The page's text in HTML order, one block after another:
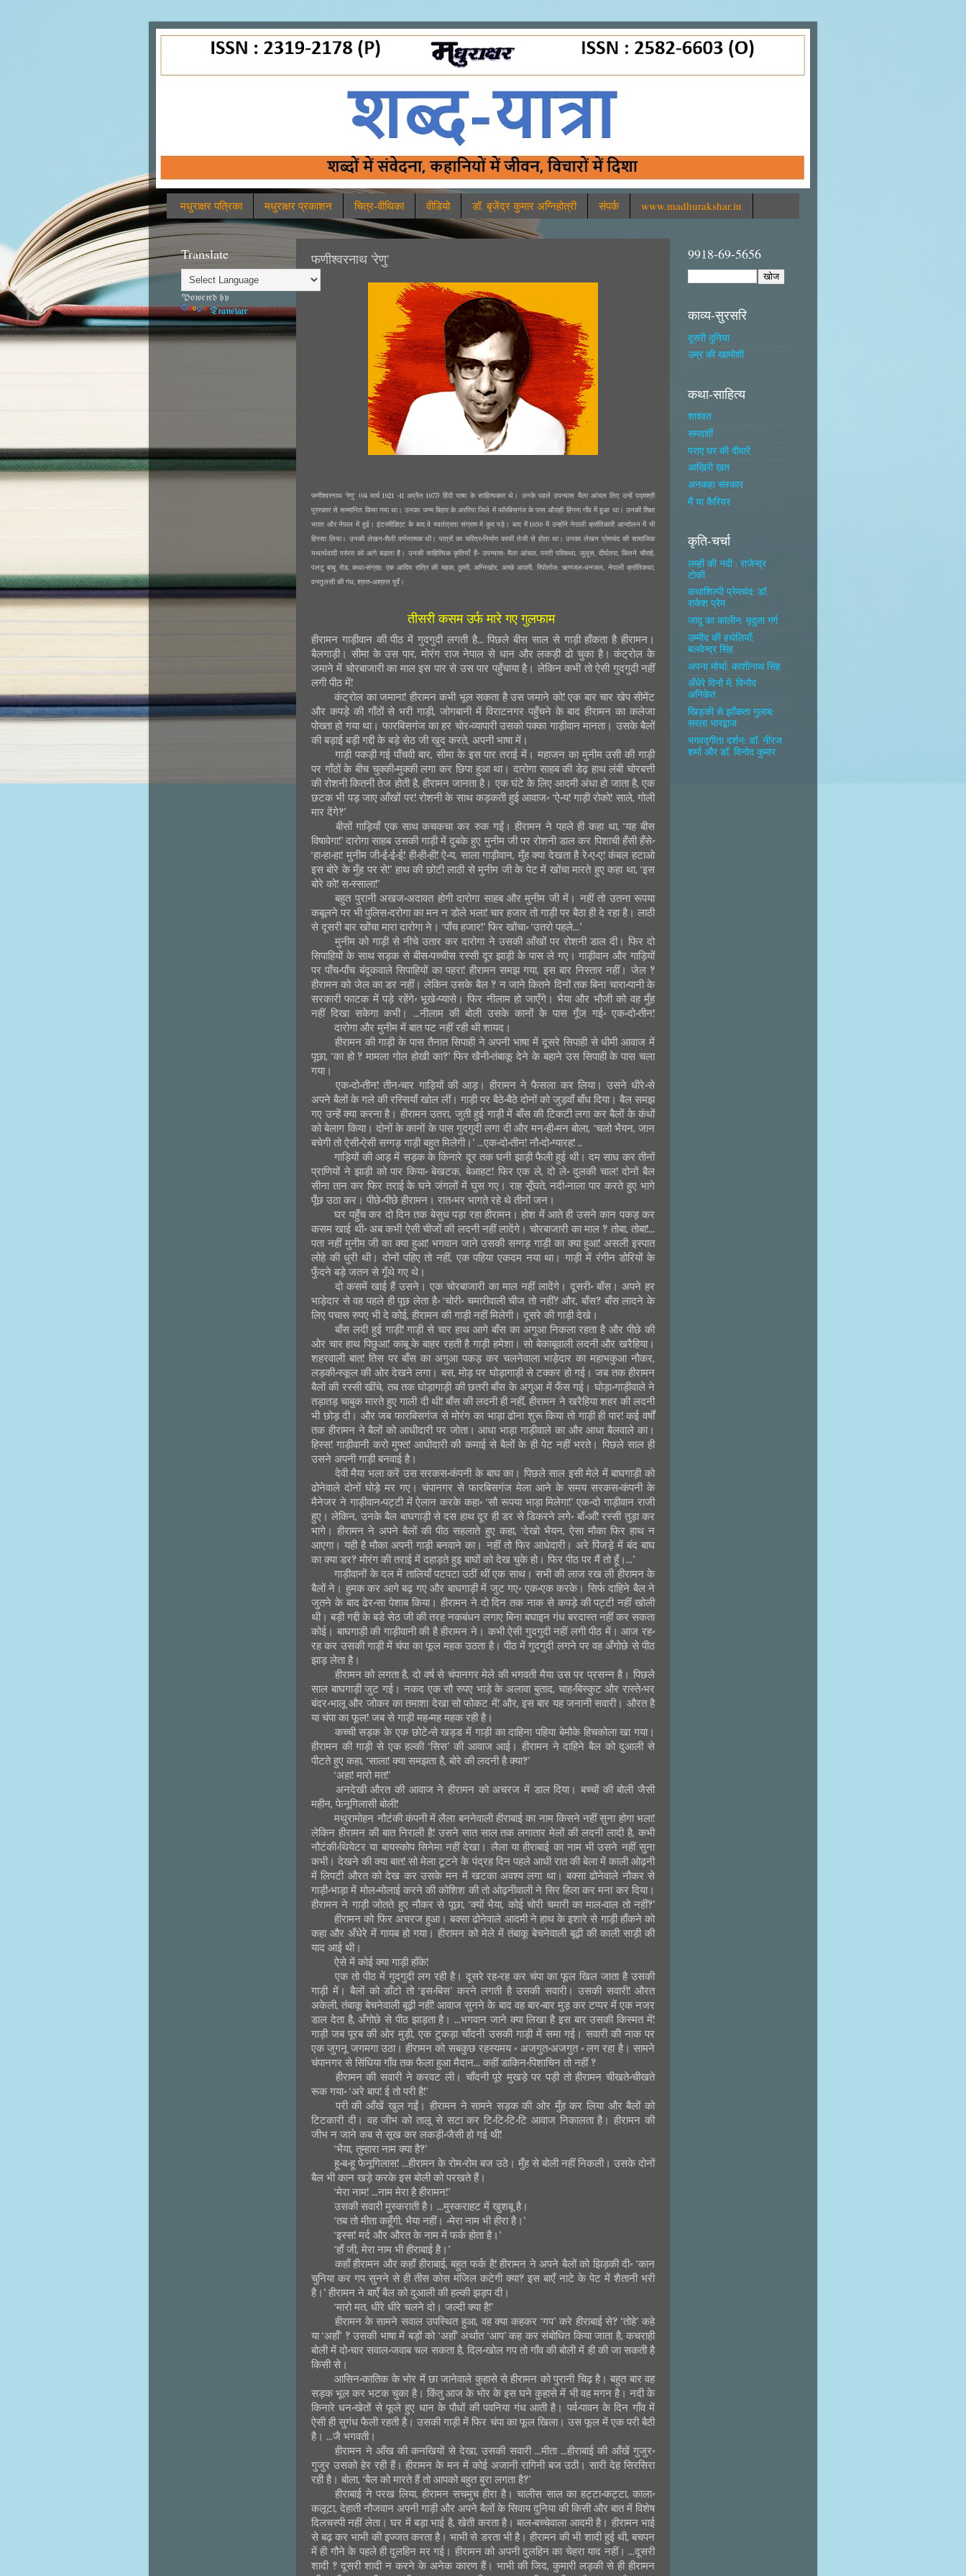
मधुराक्षर पत्रिका मधुराक्षर प्रकाशन चित्र-वीथिका वीडियो डॉ. बृजेंद्र कुमार अग्निहोत्री संपर्क www.madhurakshar.in
फणीश्वरनाथ 'रेणु'
फणीश्वरनाथ ‘रेणु’ (04 मार्च 1921 -11 अप्रैल 1977) हिंदी भाषा के साहित्यकार थे। उनके पहले उपन्यास मैला आंचल लिए उन्हें पद्मश्री
पुरस्कार से सम्मानित किया गया था। उनका जन्म बिहार के अररिया जिले में फॉरबिसगंज के पास औराही हिंगना गाँव में हुआ था। उनकी शिक्षा
भारत और नेपाल में हुई। इंटरमीडिएट के बाद वे स्वतंत्रता संग्राम में कूद पड़े। बाद में 1950 में उन्होंने नेपाली क्रांतिकारी आन्दोलन में भी
हिस्सा लिया। उनकी लेखन-शैली वर्णनात्मक थी। पात्रों का चरित्र-निर्माण काफी तेजी से होता था। उनका लेखन प्रेमचंद की सामाजिक
यथार्थवादी परंपरा को आगे बढाता है। उनकी साहित्यिक कृतियाँ हैं- उपन्यास: मैला आंचल, परती परिकथा, जुलूस, दीर्घतपा, कितने चौराहे,
पलटू बाबू रोड, कथा-संग्रह: एक आदिम रात्रि की महक, ठुमरी, अग्निखोर, अच्छे आदमी, रिपोर्ताज: ऋणजल-धनजल, नेपाली क्रांतिकथा,
वनतुलसी की गंध, श्रुत-अश्रुत पूर्वे।
तीसरी कसम उर्फ मारे गए गुलफाम
हीरामन गाड़ीवान की पीठ में गुदगुदी लगती है... पिछले बीस साल से गाड़ी हाँकता है हीरामन।
बैलगाड़ी। सीमा के उस पार, मोरंग राज नेपाल से धान और लकड़ी ढो चुका है। कंट्रोल के
जमाने में चोरबाजारी का माल इस पार से उस पार पहुँचाया है। लेकिन कभी तो ऐसी गुदगुदी नहीं
लगी पीठ में!
कंट्रोल का जमाना! हीरामन कभी भूल सकता है उस जमाने को! एक बार चार खेप सीमेंट
और कपड़े की गाँठों से भरी गाड़ी, जोगबानी में विराटनगर पहुँचने के बाद हीरामन का कलेजा
पोख्ता हो गया था। फारबिसगंज का हर चोर-व्यापारी उसको पक्का गाड़ीवान मानता। उसके बैलों
की बड़ाई बड़ी गद्दी के बड़े सेठ जी खुद करते, अपनी भाषा में।
गाड़ी पकड़ी गई पाँचवी बार, सीमा के इस पार तराई में। महाजन का मुनीम उसी की गाड़ी
पर गाँठों के बीच चुक्की-मुक्की लगा कर छिपा हुआ था। दारोगा साहब की डेढ़ हाथ लंबी चोरबत्ती
की रोशनी कितनी तेज होती है, हीरामन जानता है। एक घंटे के लिए आदमी अंधा हो जाता है, एक
छटक भी पड़ जाए आँखों पर! रोशनी के साथ कड़कती हुई आवाज- ‘ऐ-य! गाड़ी रोको! साले, गोली
मार देंगे?’
बीसों गाड़ियाँ एक साथ कचकचा कर रुक गईं। हीरामन ने पहले ही कहा था, ‘यह बीस
विषावेगा!’ दारोगा साहब उसकी गाड़ी में दुबके हुए मुनीम जी पर रोशनी डाल कर पिशाची हँसी हँसे-
‘हा-हा-हा! मुनीम जी-ई-ई-ई! ही-ही-ही! ऐ-य, साला गाड़ीवान, मुँह क्या देखता है रे-ए-ए! कंबल हटाओ
इस बोरे के मुँह पर से!’ हाथ की छोटी लाठी से मुनीम जी के पेट में खोंचा मारते हुए कहा था, ‘इस
बोरे को! स-स्साला!’
बहुत पुरानी अखज-अदावत होगी दारोगा साहब और मुनीम जी में। नहीं तो उतना रूपया
कबूलने पर भी पुलिस-दरोगा का मन न डोले भला! चार हजार तो गाड़ी पर बैठा ही दे रहा है। लाठी
से दूसरी बार खोंचा मारा दारोगा ने। ‘पाँच हजार!’ फिर खोंचा- ‘उतरो पहले...’
मुनीम को गाड़ी से नीचे उतार कर दारोगा ने उसकी आँखों पर रोशनी डाल दी। फिर दो
सिपाहियों के साथ सड़क से बीस-पच्चीस रस्सी दूर झाड़ी के पास ले गए। गाड़ीवान और गाड़ियों
पर पाँच-पाँच बंदूकवाले सिपाहियों का पहरा! हीरामन समझ गया, इस बार निस्तार नहीं। जेल ?
हीरामन को जेल का डर नहीं। लेकिन उसके बैल ? न जाने कितने दिनों तक बिना चारा-पानी के
सरकारी फाटक में पड़े रहेंगे- भूखे-प्यासे। फिर नीलाम हो जाएँगे। भैया और भौजी को वह मुँह
नहीं दिखा सकेगा कभी। ...नीलाम की बोली उसके कानों के पास गूँज गई- एक-दो-तीन!
दारोगा और मुनीम में बात पट नहीं रही थी शायद।
हीरामन की गाड़ी के पास तैनात सिपाही ने अपनी भाषा में दूसरे सिपाही से धीमी आवाज में
पूछा, ‘का हो ? मामला गोल होखी का?’ फिर खैनी-तंबाकू देने के बहाने उस सिपाही के पास चला
गया।
एक-दो-तीन! तीन-चार गाड़ियों की आड़। हीरामन ने फैसला कर लिया। उसने धीरे-से
अपने बैलों के गले की रस्सियाँ खोल लीं। गाड़ी पर बैठे-बैठे दोनों को जुड़वाँ बाँध दिया। बैल समझ
गए उन्हें क्या करना है। हीरामन उतरा, जुती हुई गाड़ी में बाँस की टिकटी लगा कर बैलों के कंधों
को बेलाग किया। दोनों के कानों के पास गुदगुदी लगा दी और मन-ही-मन बोला, ‘चलो भैयन, जान
बचेगी तो ऐसी-ऐसी सग्गड़ गाड़ी बहुत मिलेगी।’ ...एक-दो-तीन! नौ-दो-ग्यारह! ..
गाड़ियों की आड़ में सड़क के किनारे दूर तक घनी झाड़ी फैली हुई थी। दम साध कर तीनों
प्राणियों ने झाड़ी को पार किया- बेखटक, बेआहट! फिर एक ले, दो ले- दुलकी चाल! दोनों बैल
सीना तान कर फिर तराई के घने जंगलों में घुस गए। राह सूँघते, नदी-नाला पार करते हुए भागे
पूँछ उठा कर। पीछे-पीछे हीरामन। रात-भर भागते रहे थे तीनों जन।
घर पहुँच कर दो दिन तक बेसुध पड़ा रहा हीरामन। होश में आते ही उसने कान पकड़ कर
कसम खाई थी- अब कभी ऐसी चीजों की लदनी नहीं लादेंगे। चोरबाजारी का माल ? तोबा, तोबा!...
पता नहीं मुनीम जी का क्या हुआ! भगवान जाने उसकी सग्गड़ गाड़ी का क्या हुआ! असली इस्पात
लोहे की धुरी थी। दोनों पहिए तो नहीं, एक पहिया एकदम नया था। गाड़ी में रंगीन डोरियों के
फुँदने बड़े जतन से गूँथे गए थे।
दो कसमें खाई हैं उसने। एक चोरबाजारी का माल नहीं लादेंगे। दूसरी- बाँस। अपने हर
भाड़ेदार से वह पहले ही पूछ लेता है- ‘चोरी- चमारीवाली चीज तो नहीं? और, बाँस? बाँस लादने के
लिए पचास रुपए भी दे कोई, हीरामन की गाड़ी नहीं मिलेगी। दूसरे की गाड़ी देखे।
बाँस लदी हुई गाड़ी! गाड़ी से चार हाथ आगे बाँस का अगुआ निकला रहता है और पीछे की
ओर चार हाथ पिछुआ! काबू के बाहर रहती है गाड़ी हमेशा। सो बेकाबूवाली लदनी और खरैहिया।
शहरवाली बात! तिस पर बाँस का अगुआ पकड़ कर चलनेवाला भाड़ेदार का महाभकुआ नौकर,
लड़की-स्कूल की ओर देखने लगा। बस, मोड़ पर घोड़ागाड़ी से टक्कर हो गई। जब तक हीरामन
बैलों की रस्सी खींचे, तब तक घोड़ागाड़ी की छतरी बाँस के अगुआ में फँस गई। घोड़ा-गाड़ीवाले ने
तड़ातड़ चाबुक मारते हुए गाली दी थी! बाँस की लदनी ही नहीं, हीरामन ने खरैहिया शहर की लदनी
भी छोड़ दी। और जब फारबिसगंज से मोरंग का भाड़ा ढोना शुरू किया तो गाड़ी ही पार! कई वर्षों
तक हीरामन ने बैलों को आधीदारी पर जोता। आधा भाड़ा गाड़ीवाले का और आधा बैलवाले का।
हिस्स! गाड़ीवानी करो मुफ्त! आधीदारी की कमाई से बैलों के ही पेट नहीं भरते। पिछले साल ही
उसने अपनी गाड़ी बनवाई है।
देवी मैया भला करें उस सरकस-कंपनी के बाघ का। पिछले साल इसी मेले में बाघगाड़ी को
ढोनेवाले दोनों घोड़े मर गए। चंपानगर से फारबिसगंज मेला आने के समय सरकस-कंपनी के
मैनेजर ने गाड़ीवान-पट्टी में ऐलान करके कहा- ‘सौ रूपया भाड़ा मिलेगा!’ एक-दो गाड़ीवान राजी
हुए। लेकिन, उनके बैल बाघगाड़ी से दस हाथ दूर ही डर से डिकरने लगे- बाँ-आँ! रस्सी तुड़ा कर
भागे। हीरामन ने अपने बैलों की पीठ सहलाते हुए कहा, ‘देखो भैयन, ऐसा मौका फिर हाथ न
आएगा। यही है मौका अपनी गाड़ी बनवाने का। नहीं तो फिर आधेदारी। अरे पिंजड़े में बंद बाघ
का क्या डर? मोरंग की तराई में दहाड़ते हुइ बाघों को देख चुके हो। फिर पीठ पर मैं तो हूँ।...’
गाड़ीवानों के दल में तालियाँ पटपटा उठीं थीं एक साथ। सभी की लाज रख ली हीरामन के
बैलों ने। हुमक कर आगे बढ़ गए और बाघगाड़ी में जुट गए- एक-एक करके। सिर्फ दाहिने बैल ने
जुतने के बाद ढेर-सा पेशाब किया। हीरामन ने दो दिन तक नाक से कपड़े की पट्टी नहीं खोली
थी। बड़ी गद्दी के बडे सेठ जी की तरह नकबंधन लगाए बिना बघाइन गंध बरदास्त नहीं कर सकता
कोई। बाघगाड़ी की गाड़ीवानी की है हीरामन ने। कभी ऐसी गुदगुदी नहीं लगी पीठ में। आज रह-
रह कर उसकी गाड़ी में चंपा का फूल महक उठता है। पीठ में गुदगुदी लगने पर वह अँगोछे से पीठ
झाड़ लेता है।
हीरामन को लगता है, दो वर्ष से चंपानगर मेले की भगवती मैया उस पर प्रसन्न है। पिछले
साल बाघगाड़ी जुट गई। नकद एक सौ रुपए भाड़े के अलावा बुताद, चाह-बिस्कुट और रास्ते-भर
बंदर-भालू और जोकर का तमाशा देखा सो फोकट में! और, इस बार यह जनानी सवारी। औरत है
या चंपा का फूल! जब से गाड़ी मह-मह महक रही है।
कच्ची सड़क के एक छोटे-से खड्ड में गाड़ी का दाहिना पहिया बेमौके हिचकोला खा गया।
हीरामन की गाड़ी से एक हल्की ‘सिस’ की आवाज आई। हीरामन ने दाहिने बैल को दुआली से
पीटते हुए कहा, ‘साला! क्या समझता है, बोरे की लदनी है क्या?’
‘अहा! मारो मत!’
अनदेखी औरत की आवाज ने हीरामन को अचरज में डाल दिया। बच्चों की बोली जैसी
महीन, फेनूगिलासी बोली!
मथुरामोहन नौटंकी कंपनी में लैला बननेवाली हीराबाई का नाम किसने नहीं सुना होगा भला!
लेकिन हीरामन की बात निराली है! उसने सात साल तक लगातार मेलों की लदनी लादी है, कभी
नौटंकी-थियेटर या बायस्कोप सिनेमा नहीं देखा। लैला या हीराबाई का नाम भी उसने नहीं सुना
कभी। देखने की क्या बात! सो मेला टूटने के पंद्रह दिन पहले आधी रात की बेला में काली ओढ़नी
में लिपटी औरत को देख कर उसके मन में खटका अवश्य लगा था। बक्सा ढोनेवाले नौकर से
गाड़ी-भाड़ा में मोल-मोलाई करने की कोशिश की तो ओढ़नीवाली ने सिर हिला कर मना कर दिया।
हीरामन ने गाड़ी जोतते हुए नौकर से पूछा, ‘क्यों भैया, कोई चोरी चमारी का माल-वाल तो नहीं?’
हीरामन को फिर अचरज हुआ। बक्सा ढोनेवाले आदमी ने हाथ के इशारे से गाड़ी हाँकने को
कहा और अँधेरे में गायब हो गया। हीरामन को मेले में तंबाकू बेचनेवाली बूढ़ी की काली साड़ी की
याद आई थी।
ऐसे में कोई क्या गाड़ी हाँके!
एक तो पीठ में गुदगुदी लग रही है। दूसरे रह-रह कर चंपा का फूल खिल जाता है उसकी
गाड़ी में। बैलों को डाँटो तो ‘इस-बिस’ करने लगती है उसकी सवारी। उसकी सवारी! औरत
अकेली, तंबाकू बेचनेवाली बूढ़ी नहीं! आवाज सुनने के बाद वह बार-बार मुड़ कर टप्पर में एक नजर
डाल देता है, अँगोछे से पीठ झाड़ता है। ...भगवान जाने क्या लिखा है इस बार उसकी किस्मत में!
गाड़ी जब पूरब की ओर मुड़ी, एक टुकड़ा चाँदनी उसकी गाड़ी में समा गई। सवारी की नाक पर
एक जुगनू जगमगा उठा। हीरामन को सबकुछ रहस्यमय - अजगुत-अजगुत - लग रहा है। सामने
चंपानगर से सिंधिया गाँव तक फैला हुआ मैदान... कहीं डाकिन-पिशाचिन तो नहीं ?
हीरामन की सवारी ने करवट ली। चाँदनी पूरे मुखड़े पर पड़ी तो हीरामन चीखते-चीखते
रूक गया- ‘अरे बाप! ई तो परी है!’
परी की आँखें खुल गईं। हीरामन ने सामने सड़क की ओर मुँह कर लिया और बैलों को
टिटकारी दी। वह जीभ को तालू से सटा कर टि-टि-टि-टि आवाज निकालता है। हीरामन की
जीभ न जाने कब से सूख कर लकड़ी-जैसी हो गई थी!
‘भैया, तुम्हारा नाम क्या है?’
हू-ब-हू फेनूगिलास! ...हीरामन के रोम-रोम बज उठे। मुँह से बोली नहीं निकली। उसके दोनों
बैल भी कान खड़े करके इस बोली को परखते हैं।
‘मेरा नाम! ...नाम मेरा है हीरामन!’
उसकी सवारी मुस्कराती है। ...मुस्कराहट में खुशबू है।
‘तब तो मीता कहूँगी, भैया नहीं। -मेरा नाम भी हीरा है।’
‘इस्स! मर्द और औरत के नाम में फर्क होता है।’
‘हाँ जी, मेरा नाम भी हीराबाई है।’
कहाँ हीरामन और कहाँ हीराबाई, बहुत फर्क है! हीरामन ने अपने बैलों को झिड़की दी- ‘कान
चुनिया कर गप सुनने से ही तीस कोस मंजिल कटेगी क्या? इस बाएँ नाटे के पेट में शैतानी भरी
है।’ हीरामन ने बाएँ बैल को दुआली की हल्की झड़प दी।
‘मारो मत, धीरे धीरे चलने दो। जल्दी क्या है!’
हीरामन के सामने सवाल उपस्थित हुआ, वह क्या कहकर ‘गप’ करे हीराबाई से? ‘तोहे’ कहे
या ‘अहाँ’ ? उसकी भाषा में बड़ों को ‘अहाँ’ अर्थात ‘आप’ कह कर संबोधित किया जाता है, कचराही
बोली में दो-चार सवाल-जवाब चल सकता है, दिल-खोल गप तो गाँव की बोली में ही की जा सकती है
किसी से।
आसिन-कातिक के भोर में छा जानेवाले कुहासे से हीरामन को पुरानी चिढ़ है। बहुत बार वह
सड़क भूल कर भटक चुका है। किंतु आज के भोर के इस घने कुहासे में भी वह मगन है। नदी के
किनारे धन-खेतों से फूले हुए धान के पौधों की पवनिया गंध आती है। पर्व-पावन के दिन गाँव में
ऐसी ही सुगंध फैली रहती है। उसकी गाड़ी में फिर चंपा का फूल खिला। उस फूल में एक परी बैठी
है। ...जै भगवती।
हीरामन ने आँख की कनखियों से देखा, उसकी सवारी ...मीता ...हीराबाई की आँखें गुजुर-
गुजुर उसको हेर रही हैं। हीरामन के मन में कोई अजानी रागिनी बज उठी। सारी देह सिरसिरा
रही है। बोला, ‘बैल को मारते हैं तो आपको बहुत बुरा लगता है?’
हीराबाई ने परख लिया, हीरामन सचमुच हीरा है। चालीस साल का हट्टा-कट्टा, काला-
कलूटा, देहाती नौजवान अपनी गाड़ी और अपने बैलों के सिवाय दुनिया की किसी और बात में विशेष
दिलचस्पी नहीं लेता। घर में बड़ा भाई है, खेती करता है। बाल-बच्चेवाला आदमी है। हीरामन भाई
से बढ़ कर भाभी की इज्जत करता है। भाभी से डरता भी है। हीरामन की भी शादी हुई थी, बचपन
में ही गौने के पहले ही दुलहिन मर गई। हीरामन को अपनी दुलहिन का चेहरा याद नहीं। ...दूसरी
शादी ? दूसरी शादी न करने के अनेक कारण हैं। भाभी की जिद, कुमारी लड़की से ही हीरामन
Translate
Powered by
Translate
9918-69-5656
काव्य-सुरसरि
दूसरी दुनिया
उम्र की खामोशी
कथा-साहित्य
शाश्वत
समदर्शी
पराए घर की दीवारें
आख़िरी ख़त
अनकहा संस्कार
मैं या कैरियर
कृति-चर्चा
लम्हों की नदी : राजेन्द्र
टोकी
कथाशिल्पी प्रेमचंद: डॉ.
राकेश प्रेम
जादू का कालीन: मृदुला गर्ग
उम्मीद की हथेलियाँ:
बलवेन्द्र सिंह
अपना मोर्चा: काशीनाथ सिंह
अँधेरे दिनों में: विनोद
अनिकेत
खिड़की से झाँकता गुलाब:
सरला भारद्वाज
भगवद्गीता दर्शन: डॉ. नीरज
शर्मा और डॉ. विनोद कुमार